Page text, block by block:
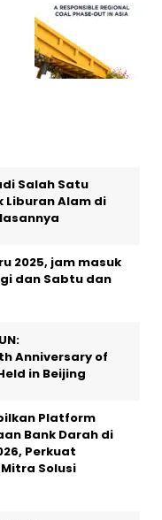
Salah Satu
Liburan Alam di
2025, jam masuk
dan Sabtu dan
Anniversary of
in Beijing
Platform
Bank Darah di
Perkuat
Solusi